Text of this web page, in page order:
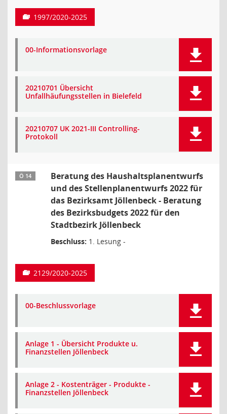
1997/2020-2025
00-Informationsvorlage
20210701 Übersicht
Unfallhäufungsstellen in Bielefeld
20210707 UK 2021-III Controlling-
Protokoll
Ö 14
Beratung des Haushaltsplanentwurfs
und des Stellenplanentwurfs 2022 für
das Bezirksamt Jöllenbeck - Beratung
des Bezirksbudgets 2022 für den
Stadtbezirk Jöllenbeck
Beschluss: 1. Lesung -
2129/2020-2025
00-Beschlussvorlage
Anlage 1 - Übersicht Produkte u.
Finanzstellen Jöllenbeck
Anlage 2 - Kostenträger - Produkte -
Finanzstellen Jöllenbeck